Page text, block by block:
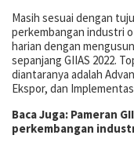
Masih sesuai dengan
perkembangan industri
harian dengan
sepanjang GIIAS 2022.
diantaranya adalah
Ekspor, dan
Baca Juga: Pameran
perkembangan